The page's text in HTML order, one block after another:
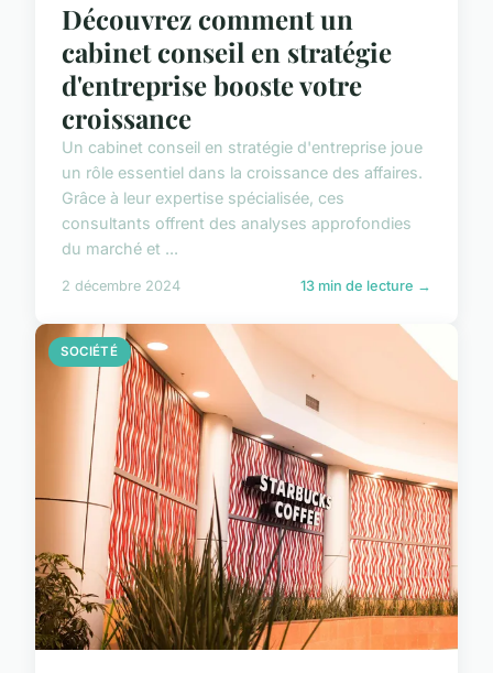
Découvrez comment un
cabinet conseil en stratégie
d'entreprise booste votre
croissance
Un cabinet conseil en stratégie d'entreprise joue
un rôle essentiel dans la croissance des affaires.
Grâce à leur expertise spécialisée, ces
consultants offrent des analyses approfondies
du marché et ...
2 décembre 2024 13 min de lecture →
SOCIÉTÉ